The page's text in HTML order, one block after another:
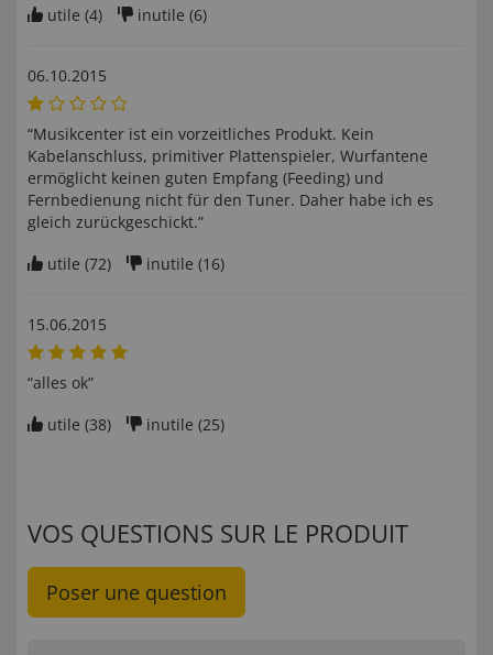
utile (4) inutile (6)
06.10.2015
“Musikcenter ist ein vorzeitliches Produkt. Kein
Kabelanschluss, primitiver Plattenspieler, Wurfantene
ermöglicht keinen guten Empfang (Feeding) und
Fernbedienung nicht für den Tuner. Daher habe ich es
gleich zurückgeschickt.”
utile (72) inutile (16)
15.06.2015
“alles ok”
utile (38) inutile (25)
VOS QUESTIONS SUR LE PRODUIT
Poser une question